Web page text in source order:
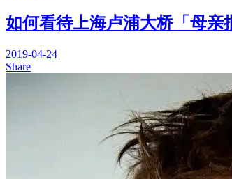
如何看待上海卢浦大桥「母亲
2019-04-24
Share